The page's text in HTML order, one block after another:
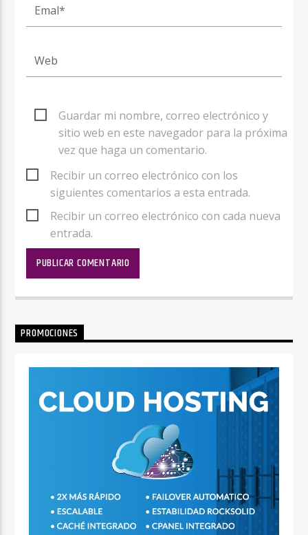
Guardar mi nombre, correo electrónico y
sitio web en este navegador para la próxima
vez que haga un comentario.
Recibir un correo electrónico con los
siguientes comentarios a esta entrada.
Recibir un correo electrónico con cada nueva
entrada.
PROMOCIONES